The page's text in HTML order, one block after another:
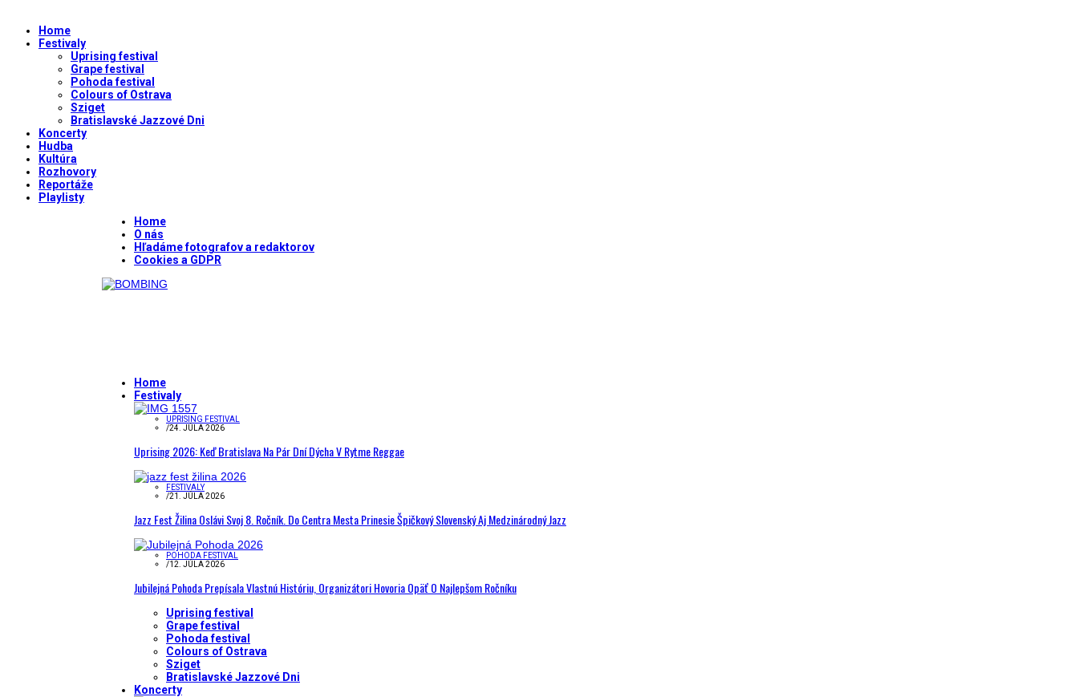
Home
Festivaly
Uprising festival
Grape festival
Pohoda festival
Colours of Ostrava
Sziget
Bratislavské Jazzové Dni
Koncerty
Hudba
Kultúra
Rozhovory
Reportáže
Playlisty
Home
O nás
Hľadáme fotografov a redaktorov
Cookies a GDPR
Home
Festivaly
UPRISING FESTIVAL
/24. JÚLA 2026
Uprising 2026: Keď Bratislava Na Pár Dní Dýcha V Rytme Reggae
FESTIVALY
/21. JÚLA 2026
Jazz Fest Žilina Oslávi Svoj 8. Ročník. Do Centra Mesta Prinesie Špičkový Slovenský Aj Medzinárodný Jazz
POHODA FESTIVAL
/12. JÚLA 2026
Jubilejná Pohoda Prepísala Vlastnú Históriu, Organizátori Hovoria Opäť O Najlepšom Ročníku
Uprising festival
Grape festival
Pohoda festival
Colours of Ostrava
Sziget
Bratislavské Jazzové Dni
Koncerty